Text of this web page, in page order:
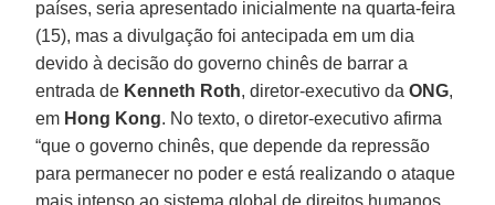
países, seria apresentado inicialmente na quarta-feira
(15), mas a divulgação foi antecipada em um dia
devido à decisão do governo chinês de barrar a
entrada de Kenneth Roth, diretor-executivo daONG,
em Hong Kong. No texto, o diretor-executivo afirma
“que o governo chinês, que depende da repressão
para permanecer no poder e está realizando o ataque
mais intenso ao sistema global de direitos humanos